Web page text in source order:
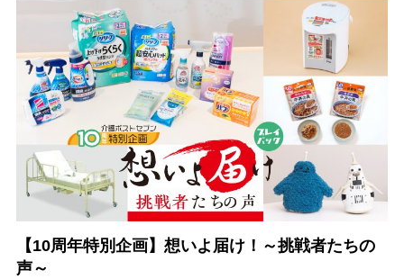
【10周年特別企画】想いよ届け！～挑戦者たちの
声～